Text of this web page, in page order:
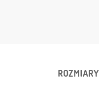
ROZMIARY